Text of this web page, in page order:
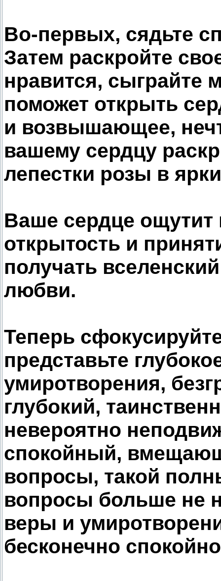
Во-первых, сядьте
Затем раскройте
нравится, сыграйте
поможет открыть
и возвышающее,
вашему сердцу
лепестки розы в
Ваше сердце ощутит
открытость и
получать
любви.
Теперь
представьте
умиротворения,
глубокий,
невероятно
спокойный,
вопросы, такой
вопросы больше не
веры и
бесконечно